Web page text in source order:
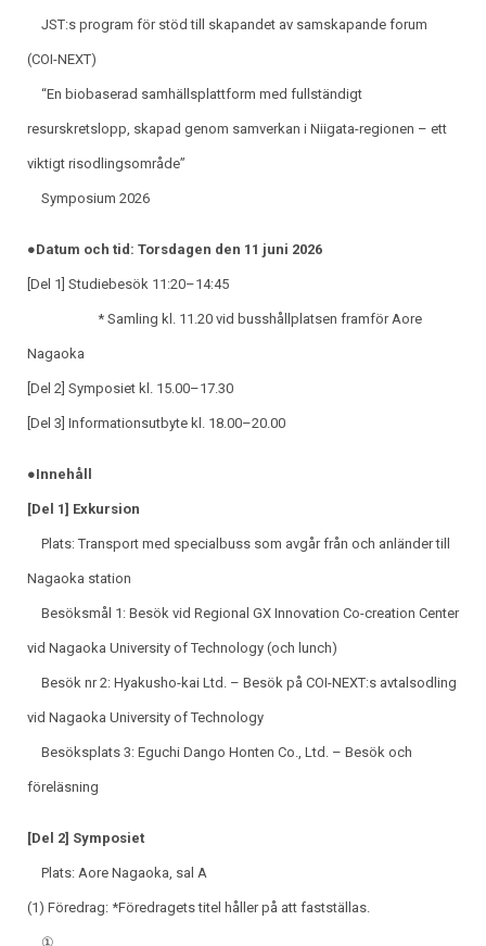
JST:s program för stöd till skapandet av samskapande forum
(COI-NEXT)
“En biobaserad samhällsplattform med fullständigt
resurskretslopp, skapad genom samverkan i Niigata-regionen – ett
viktigt risodlingsområde”
Symposium 2026
●Datum och tid: Torsdagen den 11 juni 2026
[Del 1] Studiebesök 11:20–14:45
* Samling kl. 11.20 vid busshållplatsen framför Aore
Nagaoka
[Del 2] Symposiet kl. 15.00–17.30
[Del 3] Informationsutbyte kl. 18.00–20.00
●Innehåll
[Del 1] Exkursion
Plats: Transport med specialbuss som avgår från och anländer till
Nagaoka station
Besöksmål 1: Besök vid Regional GX Innovation Co-creation Center
vid Nagaoka University of Technology (och lunch)
Besök nr 2: Hyakusho-kai Ltd. – Besök på COI-NEXT:s avtalsodling
vid Nagaoka University of Technology
Besöksplats 3: Eguchi Dango Honten Co., Ltd. – Besök och
föreläsning
[Del 2] Symposiet
Plats: Aore Nagaoka, sal A
(1) Föredrag: *Föredragets titel håller på att fastställas.
①